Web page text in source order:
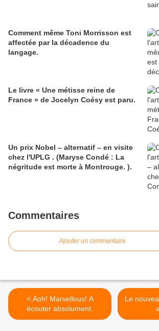
Comment même Toni Morrisson est
affectée par la décadence du
langage.
Le livre « Une métisse reine de
France » de Jocelyn Coésy est paru.
Un prix Nobel – alternatif – en visite
chez l'UPLG . (Maryse Condé : La
négritude est morte à Montrouge. ).
Commentaires
Ajouter un commentaire
< Aoh! Marvellous! A
écouter absolument.
Le